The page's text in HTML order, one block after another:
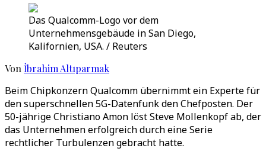
Das Qualcomm-Logo vor dem
Unternehmensgebäude in San Diego,
Kalifornien, USA. / Reuters
Von İbrahim Altıparmak
Beim Chipkonzern Qualcomm übernimmt ein Experte für
den superschnellen 5G-Datenfunk den Chefposten. Der
50-jährige Christiano Amon löst Steve Mollenkopf ab, der
das Unternehmen erfolgreich durch eine Serie
rechtlicher Turbulenzen gebracht hatte.